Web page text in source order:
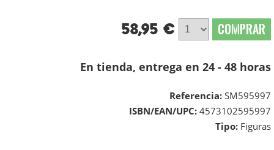
58,95 € COMPRAR
En tienda, entrega en 24 - 48 horas
Referencia: SM595997
ISBN/EAN/UPC: 4573102595997
Tipo: Figuras